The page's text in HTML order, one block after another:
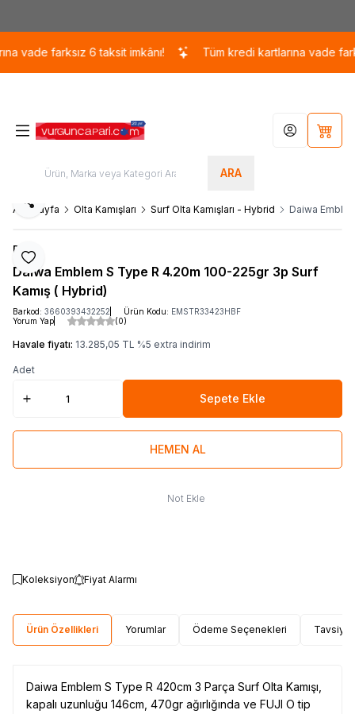
farksız 6 taksit imkânı! Tüm kredi kartlarına vade
ARA
Hesabım
Ana Sayfa Olta Kamışları Surf Olta Kamışları - Hybrid Daiwa
Favoriye Ekle
Paylaş
Daiwa
Daiwa Emblem S Type R 4.20m 100-225gr 3p Surf
Kamış ( Hybrid)
Barkod: 3660393432252 Ürün Kodu: EMSTR33423HBF
Yorum Yap
(0)
Havale fiyatı: 13.285,05 TL %5 extra indirim
Adet
Sepete Ekle
HEMEN AL
Not Ekle
Koleksiyon Fiyat Alarmı
Ürün Özellikleri Yorumlar Ödeme Seçenekleri Tavsiye
Daiwa Emblem S Type R 420cm 3 Parça Surf Olta Kamışı,
kapalı uzunluğu 146cm, 470gr ağırlığında ve FUJI O tip